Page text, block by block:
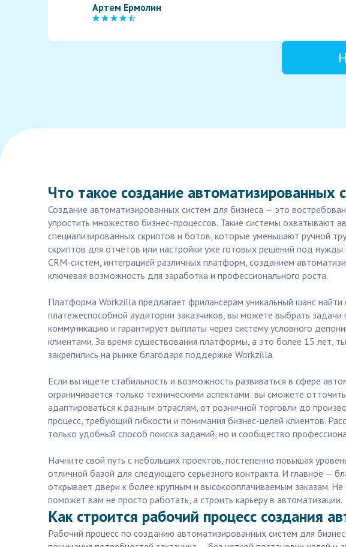
Артем Ермолин
Что такое создание автоматизированных
Создание автоматизированных систем для бизнеса — это
упростить множество бизнес-процессов. Такие системы охватывают
специализированных скриптов и ботов, которые уменьшают ручной
скриптов для отчётов или настройки уже готовых решений под
CRM-систем, интеграцией различных платформ, созданием
ключевая возможность для заработка и профессионального роста.
Платформа Workzilla предлагает фрилансерам уникальный шанс
платежеспособной аудитории заказчиков, вы можете выбрать
коммуникацию и гарантирует выплаты через систему условного
клиентами. За время существования платформы, а это более 15 лет,
закрепились на рынке благодаря поддержке Workzilla.
Если вы ищете стабильность и возможность развиваться в сфере
ограничивается только техническими аспектами: вы сможете
адаптироваться к разным отраслям, от розничной торговли до
процесс, требующий гибкости и понимания бизнес-целей клиентов.
только удобный способ поиска заданий, но и сообщество
Начните свой путь с небольших проектов, постепенно повышая
отличной базой для следующего серьезного контракта. И главное —
открывает двери к более крупным и высокооплачиваемым заказам.
поможет вам не просто работать, а строить карьеру в автоматизации.
Как строится рабочий процесс создания
Рабочий процесс по созданию автоматизированных систем для